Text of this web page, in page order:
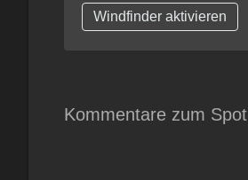
Windfinder aktivieren
Kommentare zum Spot